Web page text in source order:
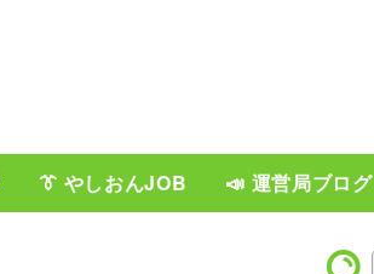
👔 やしおんJOB 📣 運営局ブログ